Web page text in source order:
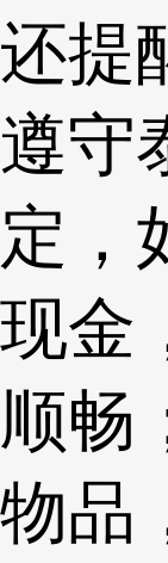
还提
遵守
定，
现金
顺畅
物品